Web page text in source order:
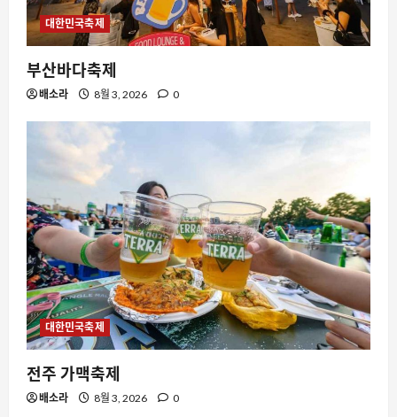
대한민국축제
부산바다축제
배소라 8월 3, 2026 0
대한민국축제
전주 가맥축제
배소라 8월 3, 2026 0
스팀
스팀에서 ‘Blast the Past’가 주목받는
이유와 데이터로 본 indie 게임의 생존 전
8월 7, 2026
4
오버워치 디몬 시네마틱이 던지는 성장
8월 7, 2026
5
자동차
현대차·기아, 레드닷 17관왕으로 증명된
브랜드 경험의 진화
8월 7, 2026 0
실제 구매 기록의 괴리가 드러난다